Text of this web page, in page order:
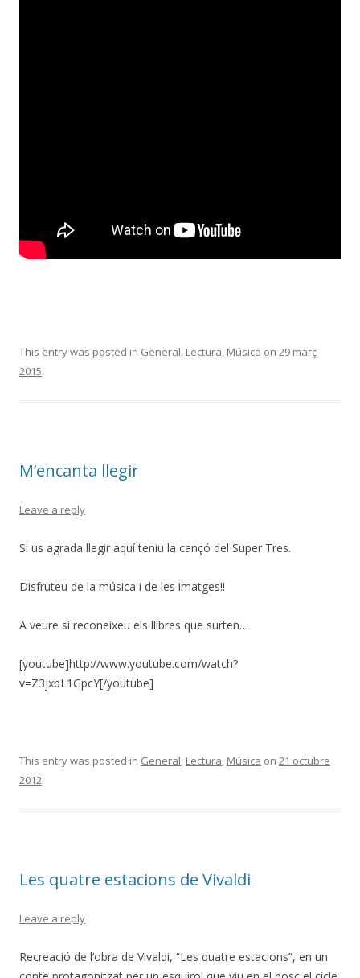
This entry was posted in General Lectura Música on 29 març
2015.
M’encanta llegir
Leave a reply
Si us agrada llegir aquí teniu la cançó del Super Tres.
Disfruteu de la música i de les imatges!!
A veure si reconeixeu els llibres que surten…
[youtube]http://www.youtube.com/watch?
v=Z3jxbL1GpcY[/youtube]
This entry was posted in General Lectura Música on 21 octubre
2012.
Les quatre estacions de Vivaldi
Leave a reply
Recreació de l’obra de Vivaldi, “Les quatre estacions”, en un